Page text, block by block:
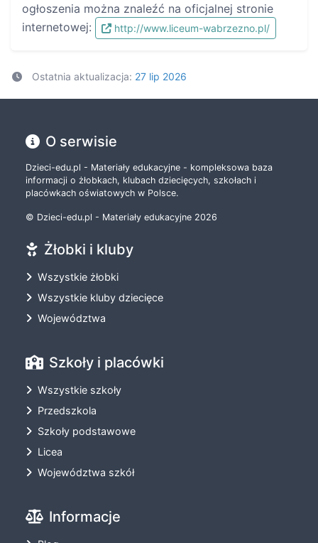
ogłoszenia można znaleźć na oficjalnej stronie
internetowej:
http://www.liceum-wabrzezno.pl/
Ostatnia aktualizacja: 27 lip 2026
O serwisie
Dzieci-edu.pl - Materiały edukacyjne - kompleksowa baza
informacji o żłobkach, klubach dziecięcych, szkołach i
placówkach oświatowych w Polsce.
© Dzieci-edu.pl - Materiały edukacyjne 2026
Żłobki i kluby
Wszystkie żłobki
Wszystkie kluby dziecięce
Województwa
Szkoły i placówki
Wszystkie szkoły
Przedszkola
Szkoły podstawowe
Licea
Województwa szkół
Informacje